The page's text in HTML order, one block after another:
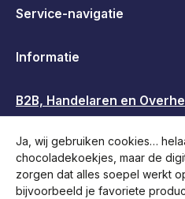
Service-navigatie
Informatie
B2B, Handelaren en
Volg ons
Ja, wij gebruiken cookies…
chocoladekoekjes, maar de
zorgen dat alles soepel werkt
bijvoorbeeld je favoriete